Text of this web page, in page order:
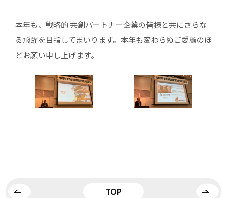
本年も、戦略的 共創パートナー企業の皆様と共にさらな
る飛躍を目指してまいります。本年も変わらぬご愛顧のほ
どお願い申し上げます。
TOP